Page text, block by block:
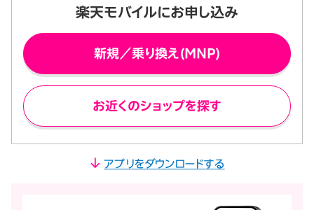
楽天モバイルにお申し込み
新規／乗り換え(MNP)
お近くのショップを探す
アプリをダウンロードする